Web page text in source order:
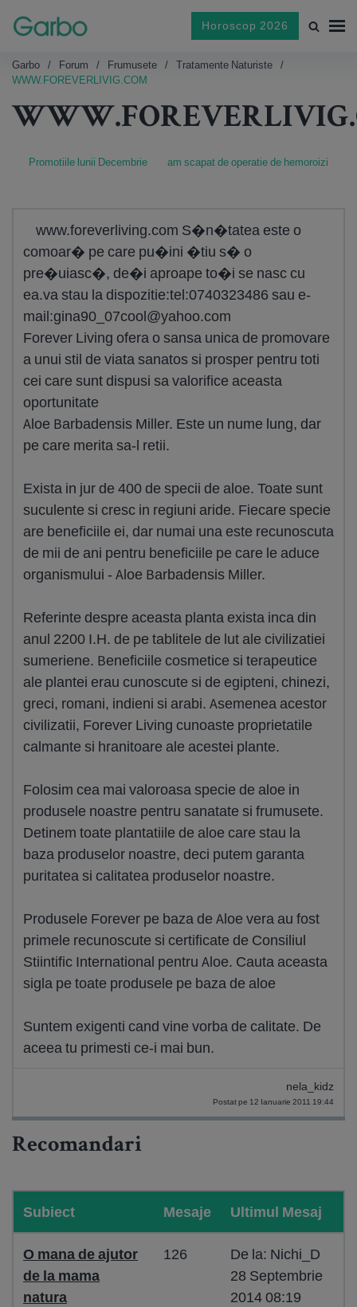
Horoscop 2026
Garbo Forum Frumusete
Tratamente Naturiste
WWW.FOREVERLIVIG.COM
Promotiile lunii Decembrie am scapat de operatie de hemoroizi
www.foreverliving.com S�n�tatea este o
comoar� pe care pu�ini �tiu s� o
pre�uiasc�, de�i aproape to�i se nasc cu
ea.va stau la dispozitie:tel:0740323486 sau e-
mail:gina90_07cool@yahoo.com
Forever Living ofera o sansa unica de promovare
a unui stil de viata sanatos si prosper pentru toti
cei care sunt dispusi sa valorifice aceasta
oportunitate
Aloe Barbadensis Miller. Este un nume lung, dar
pe care merita sa-l retii.
Exista in jur de 400 de specii de aloe. Toate sunt
suculente si cresc in regiuni aride. Fiecare specie
are beneficiile ei, dar numai una este recunoscuta
de mii de ani pentru beneficiile pe care le aduce
organismului - Aloe Barbadensis Miller.
Referinte despre aceasta planta exista inca din
anul 2200 I.H. de pe tablitele de lut ale civilizatiei
sumeriene. Beneficiile cosmetice si terapeutice
ale plantei erau cunoscute si de egipteni, chinezi,
greci, romani, indieni si arabi. Asemenea acestor
civilizatii, Forever Living cunoaste proprietatile
calmante si hranitoare ale acestei plante.
Folosim cea mai valoroasa specie de aloe in
produsele noastre pentru sanatate si frumusete.
Detinem toate plantatiile de aloe care stau la
baza produselor noastre, deci putem garanta
puritatea si calitatea produselor noastre.
Produsele Forever pe baza de Aloe vera au fost
primele recunoscute si certificate de Consiliul
Stiintific International pentru Aloe. Cauta aceasta
sigla pe toate produsele pe baza de aloe
Suntem exigenti cand vine vorba de calitate. De
aceea tu primesti ce-i mai bun.
nela_kidz
Postat pe 12 Ianuarie 2011 19:44
Recomandari
Subiect Mesaje Ultimul Mesaj
O mana de ajutor
de la mama
natura
126
De la: Nichi_D
28 Septembrie
2014 08:19